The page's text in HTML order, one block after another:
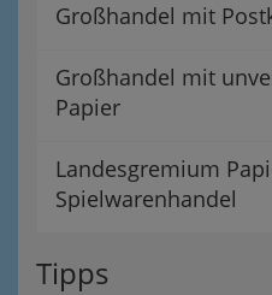
Großhandel mit
Großhandel mit
Papier
Landesgremium
Spielwarenhandel
Tipps